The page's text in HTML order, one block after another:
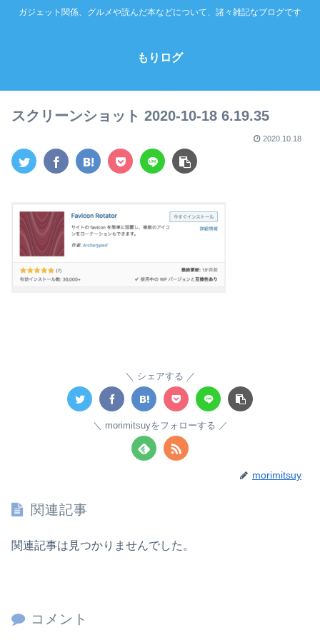
ガジェット関係、グルメや読んだ本などについて、諸々雑記なブログです
もりログ
スクリーンショット 2020-10-18 6.19.35
2020.10.18
シェアする
morimitsuyをフォローする
morimitsuy
関連記事
関連記事は見つかりませんでした。
コメント